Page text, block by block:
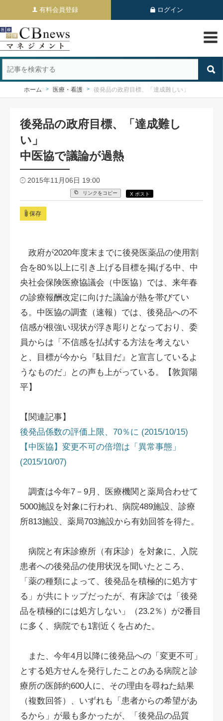
有料会員登録 ログイン
ホーム 医療・看護 後発品の政府目標、「達成難しい」
後発品の政府目標、「達成難し
い」
中医協で議論が過熱
2015年11月06日 19:00
リンクをコピー X ポスト
保存
政府が2020年度末までに後発医薬品の使用割
合を80％以上に引き上げる目標を掲げる中、中
央社会保険医療協議会（中医協）では、来年春
の診療報酬改定に向けた議論が熱を帯びてい
る。中医協の調査（速報）では、後発品への不
信感が根強い現状が浮き彫りとなっており、委
員からは「不信感を払拭する方法を考えない
と、目標が今から『駄目だ』と宣言しているよ
うなものだ」との声も上がっている。【敦賀陽
平】
【関連記事】
後発品係数の評価上限、70％に (2015/10/15)
【中医協】変更不可の倍増は「異常事態」
(2015/10/07)
調査は今年7－9月、医療機関と薬局合わせて
5000施設を対象に行われ、病院489施設、診療
所813施設、薬局703施設から有効回答を得た。
病院と有床診療所（有床診）を対象に、入院
患者への後発品の使用状況を聞いたところ、
「薬の種類によって、後発品を積極的に処方す
る」が共にトップだったが、有床診では「後発
品を積極的には処方しない」（23.2％）が2番目
に多く、病院でも1割近くを占めた。
また、今年4月以降に後発品への「変更不可」
とする処方せんを発行したことのある病院と診
療所の医師約600人に、その理由を尋ねた結果
（複数回答）、いずれも「患者からの希望があ
るから」が最も多かったが、「後発品の品質